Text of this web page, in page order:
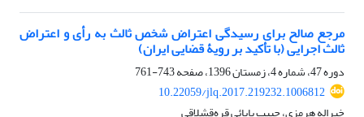
مرجع صالح برای رسیدگی اعتراض شخص ثالث به رأی و اعتراض
ثالث اجرایی (با تأکید بر رویۀ قضایی ایران)
دوره 47، شماره 4، زمستان 1396، صفحه
743-761
10.22059/jlq.2017.219232.1006812